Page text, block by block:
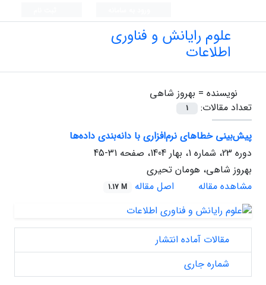
علوم رایانش و فناوری
اطلاعات
نویسنده = بهروز شاهی
تعداد مقالات:
1
پیش‌بینی خطاهای نرم‌افزاری با دانه‌بندی داده‌ها
دوره 23، شماره 1، بهار 1404، صفحه
31-45
بهروز شاهی، هومان تحیری
مشاهده مقاله
اصل مقاله 1.17 M
مقالات آماده انتشار
شماره جاری